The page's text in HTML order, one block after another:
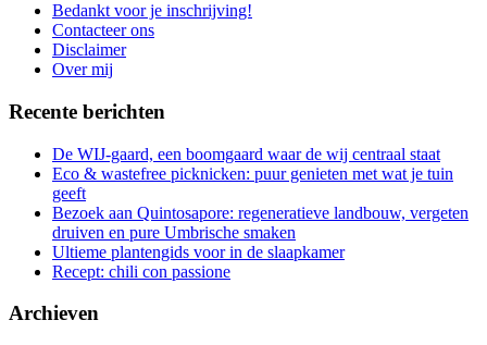
Bedankt voor je inschrijving!
Contacteer ons
Disclaimer
Over mij
Recente berichten
De WIJ-gaard, een boomgaard waar de wij centraal staat
Eco & wastefree picknicken: puur genieten met wat je tuin
geeft
Bezoek aan Quintosapore: regeneratieve landbouw, vergeten
druiven en pure Umbrische smaken
Ultieme plantengids voor in de slaapkamer
Recept: chili con passione
Archieven